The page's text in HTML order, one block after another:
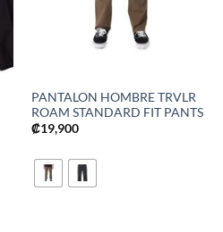
PANTALON HOMBRE TRVLR
ROAM STANDARD FIT PANTS
₡19,900